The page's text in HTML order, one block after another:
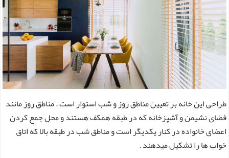
طراحی این خانه بر تعیین مناطق روز و شب استوار است . مناطق روز مانند
فضای نشیمن و آشپزخانه که در طبقه همکف هستند و محل جمع کردن
اعضای خانواده در کنار یکدیگر است و مناطق شب در طبقه بالا که اتاق
خواب ها را تشکیل میدهند .